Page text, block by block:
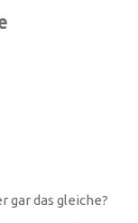
gar das gleiche?